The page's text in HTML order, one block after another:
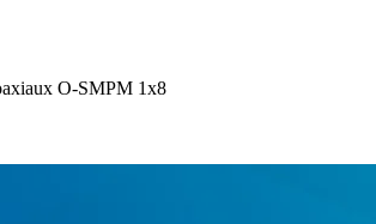
O-SMPM 1x8